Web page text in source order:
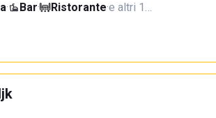
· Bar· Ristorante·e altri 1…